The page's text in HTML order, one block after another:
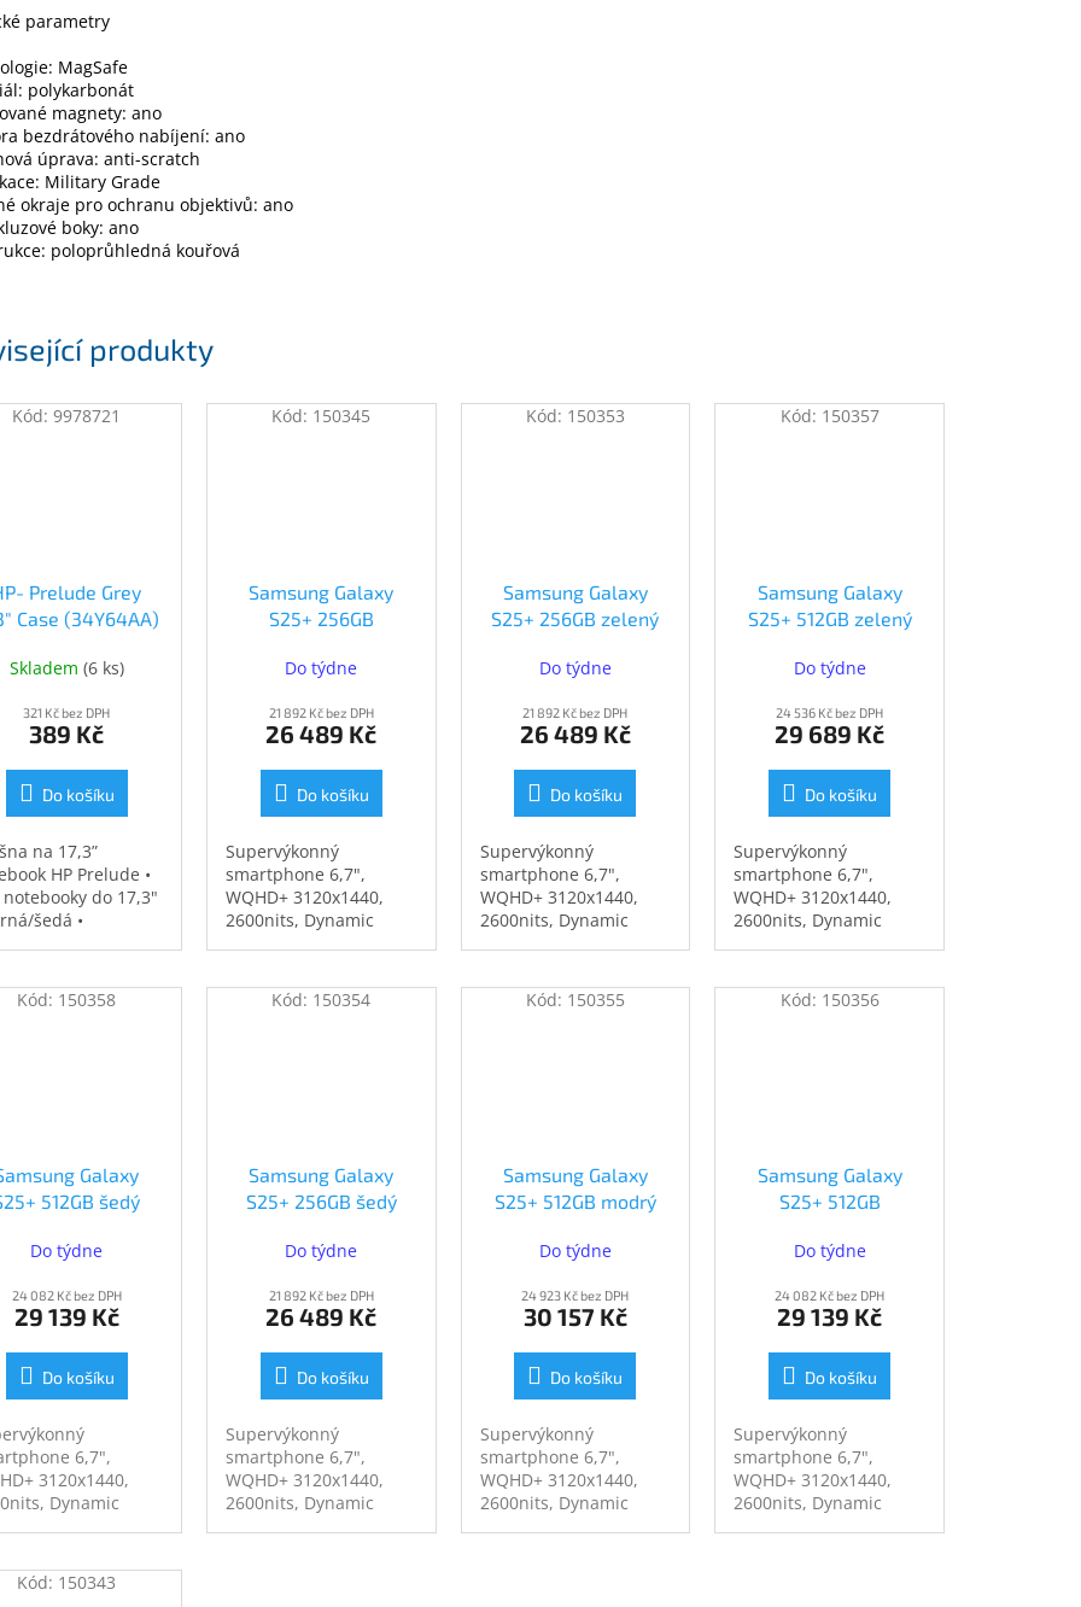
produkty
Prelude Grey
Case (34Y64AA)
Skladem (6 ks)
321 Kč bez DPH
389 Kč
Do košíku
na 17,3”
HP Prelude •
do 17,3"
šedá •
• speciální
na příslušenství •
Kód:9978721
Samsung Galaxy
S25+ 256GB
S936BDBDEUE)
Do týdne
21 892 Kč bez DPH
26 489 Kč
Do košíku
Supervýkonný
smartphone 6,7",
WQHD+ 3120x1440,
2600nits, Dynamic
Galaxy, 12GB RAM,
256GB interní paměť,
Kód: 150345
Samsung Galaxy
S25+ 256GB zelený
Do týdne
21 892 Kč bez DPH
26 489 Kč
Do košíku
Supervýkonný
smartphone 6,7",
WQHD+ 3120x1440,
2600nits, Dynamic
Galaxy, 12GB RAM,
256GB interní paměť,
Kód: 150353
Samsung Galaxy
S25+ 512GB zelený
Do týdne
24 536 Kč bez DPH
29 689 Kč
Do košíku
Supervýkonný
smartphone 6,7",
WQHD+ 3120x1440,
2600nits, Dynamic
Galaxy, 12GB RAM,
512GB interní paměť,
Kód: 150357
Galaxy
512GB šedý
Do týdne
24 082 Kč bez DPH
29 139 Kč
Do košíku
6,7",
3120x1440,
Dynamic
12GB RAM,
interní paměť,
Kód: 150358
Samsung Galaxy
S25+ 256GB šedý
Do týdne
21 892 Kč bez DPH
26 489 Kč
Do košíku
Supervýkonný
smartphone 6,7",
WQHD+ 3120x1440,
2600nits, Dynamic
Kód: 150354
Samsung Galaxy
S25+ 512GB modrý
Do týdne
24 923 Kč bez DPH
30 157 Kč
Do košíku
Supervýkonný
smartphone 6,7",
WQHD+ 3120x1440,
2600nits, Dynamic
Kód: 150355
Samsung Galaxy
S25+ 512GB
S936BDBGEUE)
Do týdne
24 082 Kč bez DPH
29 139 Kč
Do košíku
Supervýkonný
smartphone 6,7",
WQHD+ 3120x1440,
2600nits, Dynamic
Kód: 150356
Kód: 150343
parametry
MagSafe
polykarbonát
magnety: ano
bezdrátového nabíjení: ano
úprava: anti-scratch
Military Grade
okraje pro ochranu objektivů: ano
boky: ano
poloprůhledná kouřová